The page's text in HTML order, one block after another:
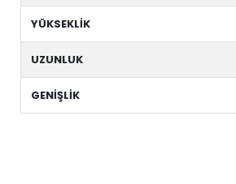
YÜKSEKLİK
UZUNLUK
GENİŞLİK